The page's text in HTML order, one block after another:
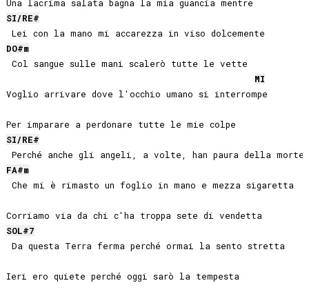
SI/RE#
DO#m
Col sangue sulle mani scalerò tutte le vette
MI
Voglio arrivare dove l'occhio umano si interrompe
SI/RE#
FA#m
Che mi è rimasto un foglio in mano e mezza sigaretta
Corriamo via da chi c'ha troppa sete di vendetta
SOL#7
Da questa Terra ferma perché ormai la sento stretta
Ieri ero quiete perché oggi sarò la tempesta